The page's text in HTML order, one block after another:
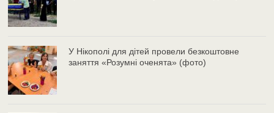
У Нікополі для дітей провели безкоштовне
заняття «Розумні оченята» (фото)